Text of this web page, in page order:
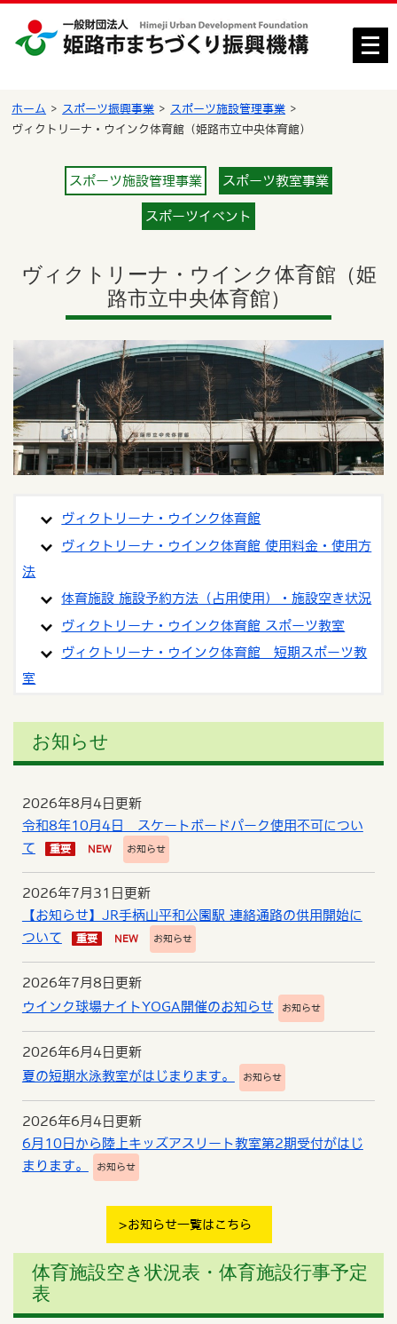
メ
ニ
ホーム スポーツ振興事業
スポーツ施設管理事業
ヴィクトリーナ・ウインク体育館（姫路市立中央体育館）
スポーツ施設管理事業 スポーツ教室事業
スポーツイベント
ヴィクトリーナ・ウインク体育館（姫
路市立中央体育館）
ヴィクトリーナ・ウインク体育館
ヴィクトリーナ・ウインク体育館 使用料金・使用方
法
体育施設 施設予約方法（占用使用）・施設空き状況
ヴィクトリーナ・ウインク体育館 スポーツ教室
ヴィクトリーナ・ウインク体育館 短期スポーツ教
室
お知らせ
2026年8月4日更新
令和8年10月4日 スケートボードパーク使用不可につい
て
重要 NEW お知らせ
2026年7月31日更新
【お知らせ】JR手柄山平和公園駅 連絡通路の供用開始に
ついて
重要 NEW お知らせ
2026年7月8日更新
ウインク球場ナイトYOGA開催のお知らせ
お知らせ
2026年6月4日更新
夏の短期水泳教室がはじまります。
お知らせ
2026年6月4日更新
6月10日から陸上キッズアスリート教室第2期受付がはじ
まります。
お知らせ
お知らせ一覧はこちら
体育施設空き状況表・体育施設行事予定
表